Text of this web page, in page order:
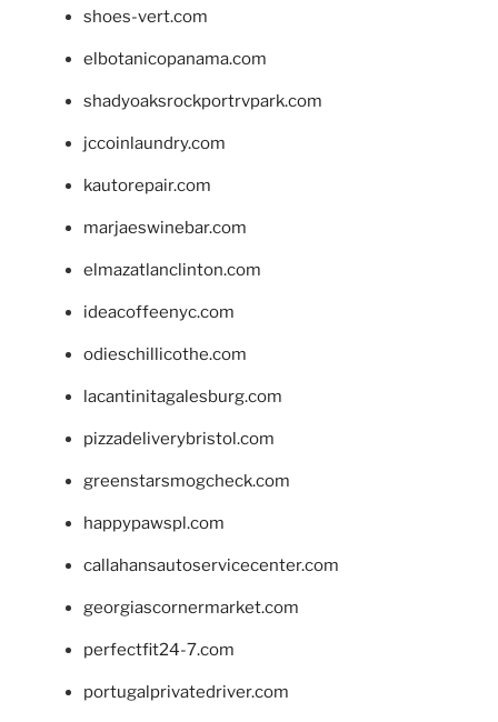
shoes-vert.com
elbotanicopanama.com
shadyoaksrockportrvpark.com
jccoinlaundry.com
kautorepair.com
marjaeswinebar.com
elmazatlanclinton.com
ideacoffeenyc.com
odieschillicothe.com
lacantinitagalesburg.com
pizzadeliverybristol.com
greenstarsmogcheck.com
happypawspl.com
callahansautoservicecenter.com
georgiascornermarket.com
perfectfit24-7.com
portugalprivatedriver.com